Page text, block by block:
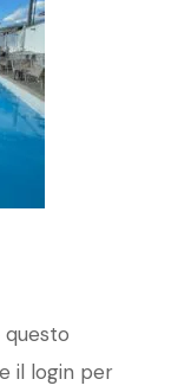
questo
il login per